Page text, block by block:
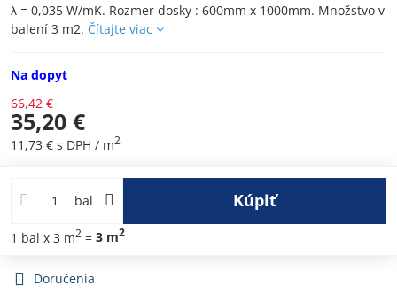
λ = 0,035 W/mK. Rozmer dosky : 600mm x 1000mm. Množstvo v
balení 3 m2. Čítajte viac
Na dopyt
66,42 €
35,20 €
11,73 € s DPH / m2
bal Kúpiť
1 bal x 3 m2 = 3 m2
Doručenia